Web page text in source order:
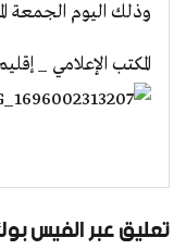
وذلك اليوم الجمعة الموافق
المكتب الإعلامي _
تعليق عبر الفيس